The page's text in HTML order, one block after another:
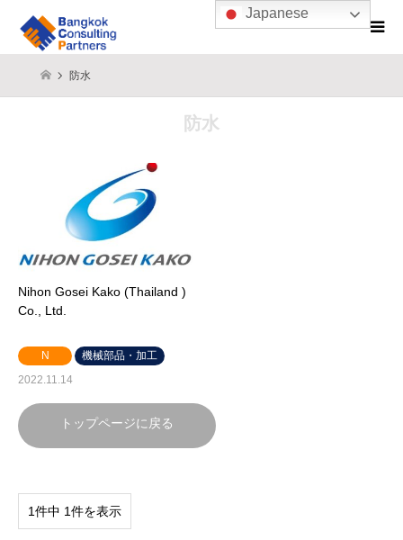
防水
防水
Nihon Gosei Kako (Thailand )
Co., Ltd.
N
機械部品・加工
2022.11.14
トップページに戻る
1件中 1件を表示
Japanese